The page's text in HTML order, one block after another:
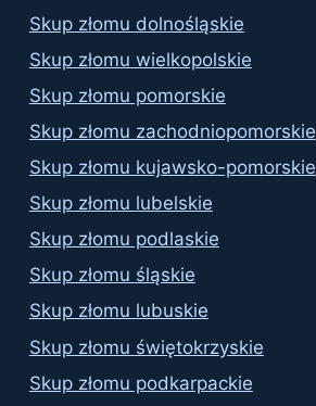
Skup złomu dolnośląskie
Skup złomu wielkopolskie
Skup złomu pomorskie
Skup złomu zachodniopomorskie
Skup złomu kujawsko-pomorskie
Skup złomu lubelskie
Skup złomu podlaskie
Skup złomu śląskie
Skup złomu lubuskie
Skup złomu świętokrzyskie
Skup złomu podkarpackie